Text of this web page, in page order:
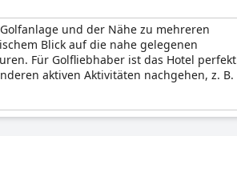
und der Nähe zu mehreren
Blick auf die nahe gelegenen
Für Golfliebhaber ist das Hotel perfekt
aktiven Aktivitäten nachgehen, z. B.